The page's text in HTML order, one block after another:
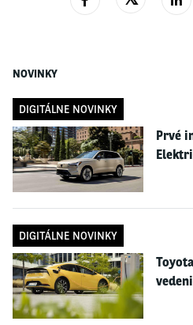
výkon 150 kW a zadný maximálne 170
aký si fanúšikovia značky mohli kúpiť. Pri
pripojí aj predný. V rámci technických
úpravy podvozku. V zadnom
objavil elektronicky riadený diferenciál,
dynamického riadenia zákrut.
NOVINKY
DIGITÁLNE NOVINKY
Prvé
DIGITÁLNE NOVINKY